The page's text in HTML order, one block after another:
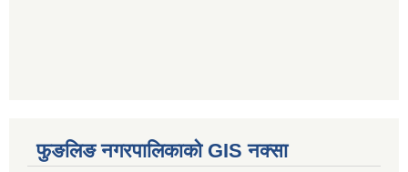
फुङलिङ नगरपालिकाको GIS नक्सा